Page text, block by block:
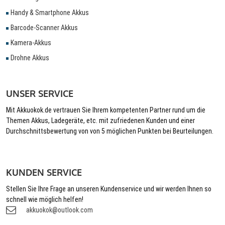
Handy & Smartphone Akkus
Barcode-Scanner Akkus
Kamera-Akkus
Drohne Akkus
UNSER SERVICE
Mit Akkuokok.de vertrauen Sie Ihrem kompetenten Partner rund um die
Themen Akkus, Ladegeräte, etc. mit zufriedenen Kunden und einer
Durchschnittsbewertung von von 5 möglichen Punkten bei Beurteilungen.
KUNDEN SERVICE
Stellen Sie Ihre Frage an unseren Kundenservice und wir werden Ihnen so
schnell wie möglich helfen!
akkuokok@outlook.com